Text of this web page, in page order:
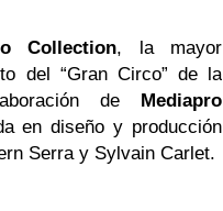
Collection, la mayor
del “Gran Circo” de la
de Mediapro
en diseño y producción
Serra y Sylvain Carlet.